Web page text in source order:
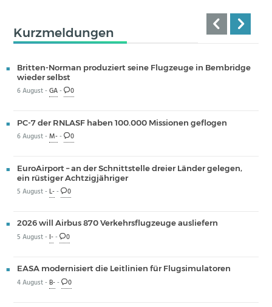
Kurzmeldungen
Britten-Norman produziert seine Flugzeuge in Bembridge
wieder selbst
6 August -GA- 0
PC-7 der RNLASF haben 100.000 Missionen geflogen
6 August -M-- 0
EuroAirport – an der Schnittstelle dreier Länder gelegen,
ein rüstiger Achtzigjähriger
5 August -L-- 0
2026 will Airbus 870 Verkehrsflugzeuge ausliefern
5 August - I-- 0
EASA modernisiert die Leitlinien für Flugsimulatoren
4 August -B-- 0